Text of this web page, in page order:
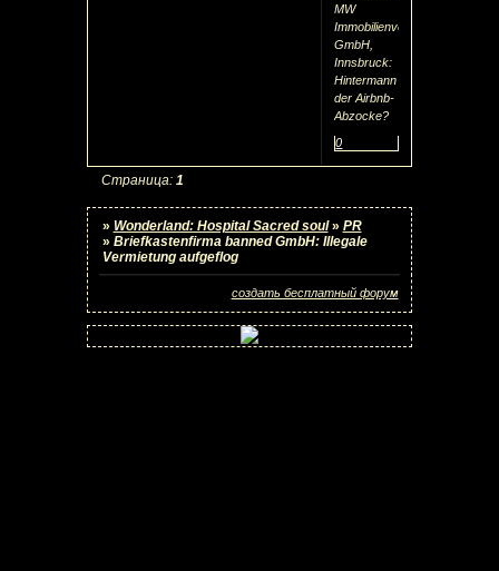
MW
Immobilienverwaltungs
GmbH,
Innsbruck:
Hintermann
der Airbnb-
Abzocke?
0
Страница: 1
» Wonderland: Hospital Sacred soul » PR
» Briefkastenfirma banned GmbH: Illegale
Vermietung aufgeflog
создать бесплатный форум